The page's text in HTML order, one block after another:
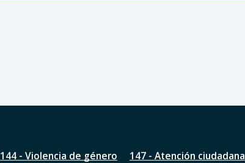
144 - Violencia de género 147 - Atención ciudadana